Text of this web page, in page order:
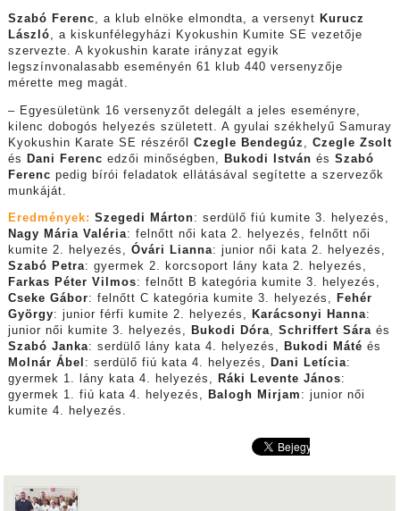
Szabó Ferenc, a klub elnöke elmondta, a versenyt Kurucz
László, a kiskunfélegyházi Kyokushin Kumite SE vezetője
szervezte. A kyokushin karate irányzat egyik
legszínvonalasabb eseményén 61 klub 440 versenyzője
mérette meg magát.
– Egyesületünk 16 versenyzőt delegált a jeles eseményre,
kilenc dobogós helyezés született. A gyulai székhelyű Samuray
Kyokushin Karate SE részéről Czegle Bendegúz
Czegle Zsolt
és
Dani Ferenc edzői minőségben, Bukodi István és Szabó
Ferenc pedig bírói feladatok ellátásával segítette a szervezők
munkáját.
Eredmények: Szegedi Márton: serdülő fiú kumite 3. helyezés,
Nagy Mária Valéria: felnőtt női kata 2. helyezés, felnőtt női
kumite 2. helyezés, Óvári Lianna: junior női kata 2. helyezés,
Szabó Petra: gyermek 2. korcsoport lány kata 2. helyezés,
Farkas Péter Vilmos: felnőtt B kategória kumite 3. helyezés,
Cseke Gábor: felnőtt C kategória kumite 3. helyezés,
Fehér
György: junior férfi kumite 2. helyezés, Karácsonyi Hanna:
junior női kumite 3. helyezés,
Bukodi Dóra, Schriffert Sáraés
Szabó Janka: serdülő lány kata 4. helyezés, Bukodi Máté és
Molnár Ábel : serdülő fiú kata 4. helyezés, Dani Letícia:
gyermek 1. lány kata 4. helyezés,
Ráki Levente János:
gyermek 1. fiú kata 4. helyezés,
Balogh Mirjam : junior női
kumite 4. helyezés.